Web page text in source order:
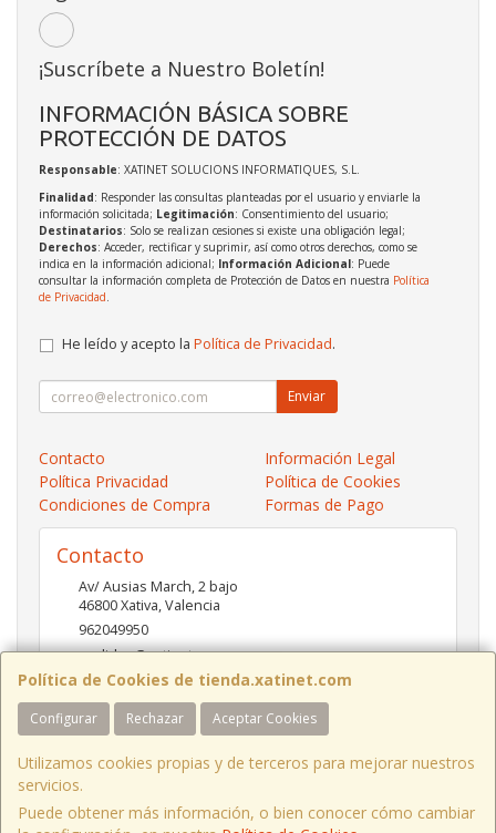
Política de Cookies de tienda.xatinet.com
Configurar Rechazar Aceptar Cookies
Utilizamos cookies propias y de terceros para mejorar nuestros
servicios.
Puede obtener más información, o bien conocer cómo cambiar
¡Suscríbete a Nuestro Boletín!
INFORMACIÓN BÁSICA SOBRE
PROTECCIÓN DE DATOS
Responsable: XATINET SOLUCIONS INFORMATIQUES, S.L.
Finalidad: Responder las consultas planteadas por el usuario y enviarle la
información solicitada; Legitimación: Consentimiento del usuario;
Destinatarios: Solo se realizan cesiones si existe una obligación legal;
Derechos: Acceder, rectificar y suprimir, así como otros derechos, como se
indica en la información adicional; Información Adicional: Puede
consultar la información completa de Protección de Datos en nuestra Política
de Privacidad.
He leído y acepto la Política de Privacidad.
Enviar
Contacto
Información Legal
Política Privacidad
Política de Cookies
Condiciones de Compra
Formas de Pago
Contacto
Av/ Ausias March, 2 bajo
46800Xativa,Valencia
962049950
pedidos@xatinet.com
Horario
9-13:30 16:30-19:30